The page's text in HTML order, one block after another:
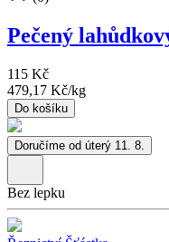
Pečený
115 Kč
479,17 Kč/kg
Do košíku
Doručíme od úterý 11. 8.
Bez lepku